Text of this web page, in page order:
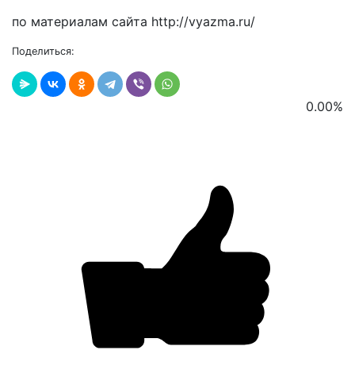
по материалам сайта http://vyazma.ru/
Поделиться:
0.00%